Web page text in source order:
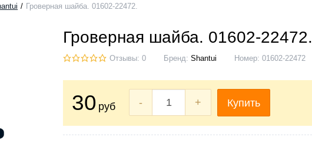
Гроверная шайба. 01602-22472.
Гроверная шайба. 01602-22472.
Отзывы: 0 Бренд: Shantui Номер: 01602-22472
30 руб - + Купить